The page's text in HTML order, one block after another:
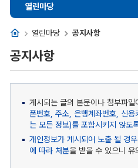
홈 열린마당 공지사항
열린마당
공지사항
게시되는 글의 본문이나 첨부파일
폰번호, 주소, 은행계좌번호, 신
는 모든 정보)를 포함시키지 않도
개인정보가 게시되어 노출 될 경
에 따라 처분을 받을 수 있으니 유